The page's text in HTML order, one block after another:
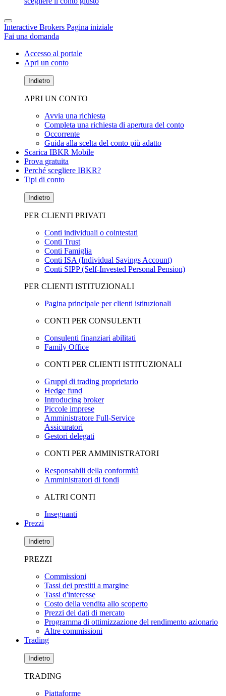
Interactive Brokers Pagina iniziale
Fai una domanda
Accesso al portale
Apri un conto
Indietro
APRI UN CONTO
Avvia una richiesta
Completa una richiesta di apertura del conto
Occorrente
Guida alla scelta del conto più adatto
Scarica IBKR Mobile
Prova gratuita
Perché scegliere IBKR?
Tipi di conto
Indietro
PER CLIENTI PRIVATI
Conti individuali o cointestati
Conti Trust
Conti Famiglia
Conti ISA (Individual Savings Account)
Conti SIPP (Self-Invested Personal Pension)
PER CLIENTI ISTITUZIONALI
Pagina principale per clienti istituzionali
CONTI PER CONSULENTI
Consulenti finanziari abilitati
Family Office
CONTI PER CLIENTI ISTITUZIONALI
Gruppi di trading proprietario
Hedge fund
Introducing broker
Piccole imprese
Amministratore Full-Service
Assicuratori
Gestori delegati
CONTI PER AMMINISTRATORI
Responsabili della conformità
Amministratori di fondi
ALTRI CONTI
Insegnanti
Prezzi
Indietro
PREZZI
Commissioni
Tassi dei prestiti a margine
Tassi d'interesse
Costo della vendita allo scoperto
Prezzi dei dati di mercato
Programma di ottimizzazione del rendimento azionario
Altre commissioni
Trading
Indietro
TRADING
Piattaforme